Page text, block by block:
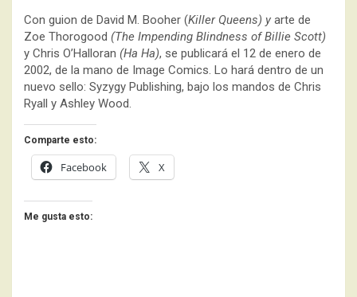
Con guion de David M. Booher (Killer Queens) y arte de
Zoe Thorogood (The Impending Blindness of Billie Scott)
y Chris O’Halloran (Ha Ha), se publicará el 12 de enero de
2002, de la mano de Image Comics. Lo hará dentro de un
nuevo sello: Syzygy Publishing, bajo los mandos de Chris
Ryall y Ashley Wood.
Comparte esto:
Facebook X
Me gusta esto: